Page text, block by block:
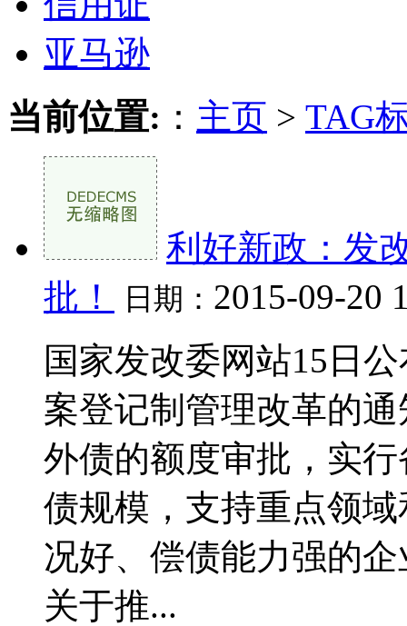
亚马逊
当前位置: ： 主页 > TAG
利好新政：发
批！
日期： 2015-09-20
国家发改委网站15日
案登记制管理改革的
外债的额度审批，实
债规模，支持重点领
况好、偿债能力强的
关于推...